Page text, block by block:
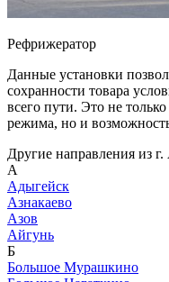
Рефрижератор
Данные установки
сохранности товара
всего пути. Это не
режима, но и
Другие направления из
А
Адыгейск
Азнакаево
Азов
Айгунь
Б
Большое Мурашкино